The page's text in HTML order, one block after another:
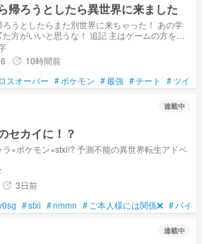
帰ろうとしたら異世界に来ました
ろうとしたらまた別世界に来ちゃった！ あの学
と思うな！ 追記 主はゲームの方をク
ニメの方に突入しようとしています
update 10時間前
スオーバー #ポケモン #最強 #チート #ツイス
連載中
セカイに！？
ラ×ポケモン×stxl!? 予測不能の異世界転生アドベ
update 3日前
#stxl #nmmn # ご本人様には関係❌ #バイ
連載中